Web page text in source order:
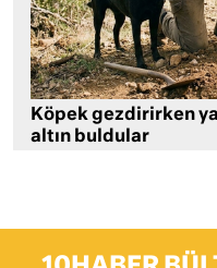
Köpek gezdirirken
altın buldular